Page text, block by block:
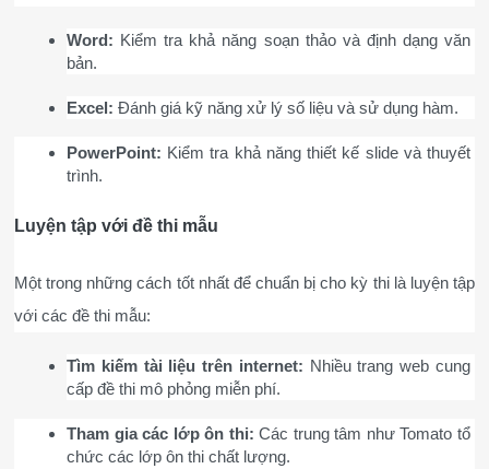
Word: Kiểm tra khả năng soạn thảo và định dạng văn
bản.
Excel: Đánh giá kỹ năng xử lý số liệu và sử dụng hàm.
PowerPoint: Kiểm tra khả năng thiết kế slide và thuyết
trình.
Luyện tập với đề thi mẫu
Một trong những cách tốt nhất để chuẩn bị cho kỳ thi là luyện tập
với các đề thi mẫu:
Tìm kiếm tài liệu trên internet: Nhiều trang web cung
cấp đề thi mô phỏng miễn phí.
Tham gia các lớp ôn thi: Các trung tâm như Tomato tổ
chức các lớp ôn thi chất lượng.